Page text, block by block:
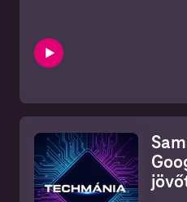
világában, valamint a
mozgásokról is.
Az új AirPods Max 2 több
akár 30 órára nőtt. Ez nem
annak a jele, hogy az Apple
zenehallgatási élményt,
támogatásával már
figyelmét is keresi.